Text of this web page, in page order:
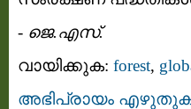
- ജെ.എസ്.
വായിക്കുക: forest,
അഭിപ്രായം എഴുതുക